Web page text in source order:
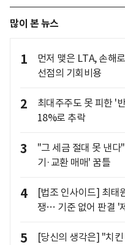
많이 본 뉴스
1
먼저 맺은 LTA, 손해
선점의 기회비용
2
최대주주도 못 피한 '
18%로 추락
3
"그 세금 절대 못 낸
기·교환 매매' 꿈틀
4
[법조 인사이드] 최태
쟁… 기준 없어 판결 '
5
[당신의 생각은] "치